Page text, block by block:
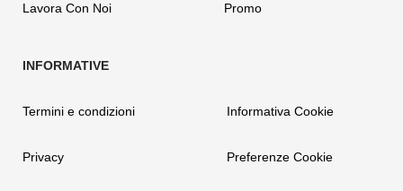
Lavora Con Noi Promo
Termini e condizioni
Privacy
Informativa Cookie
Preferenze Cookie